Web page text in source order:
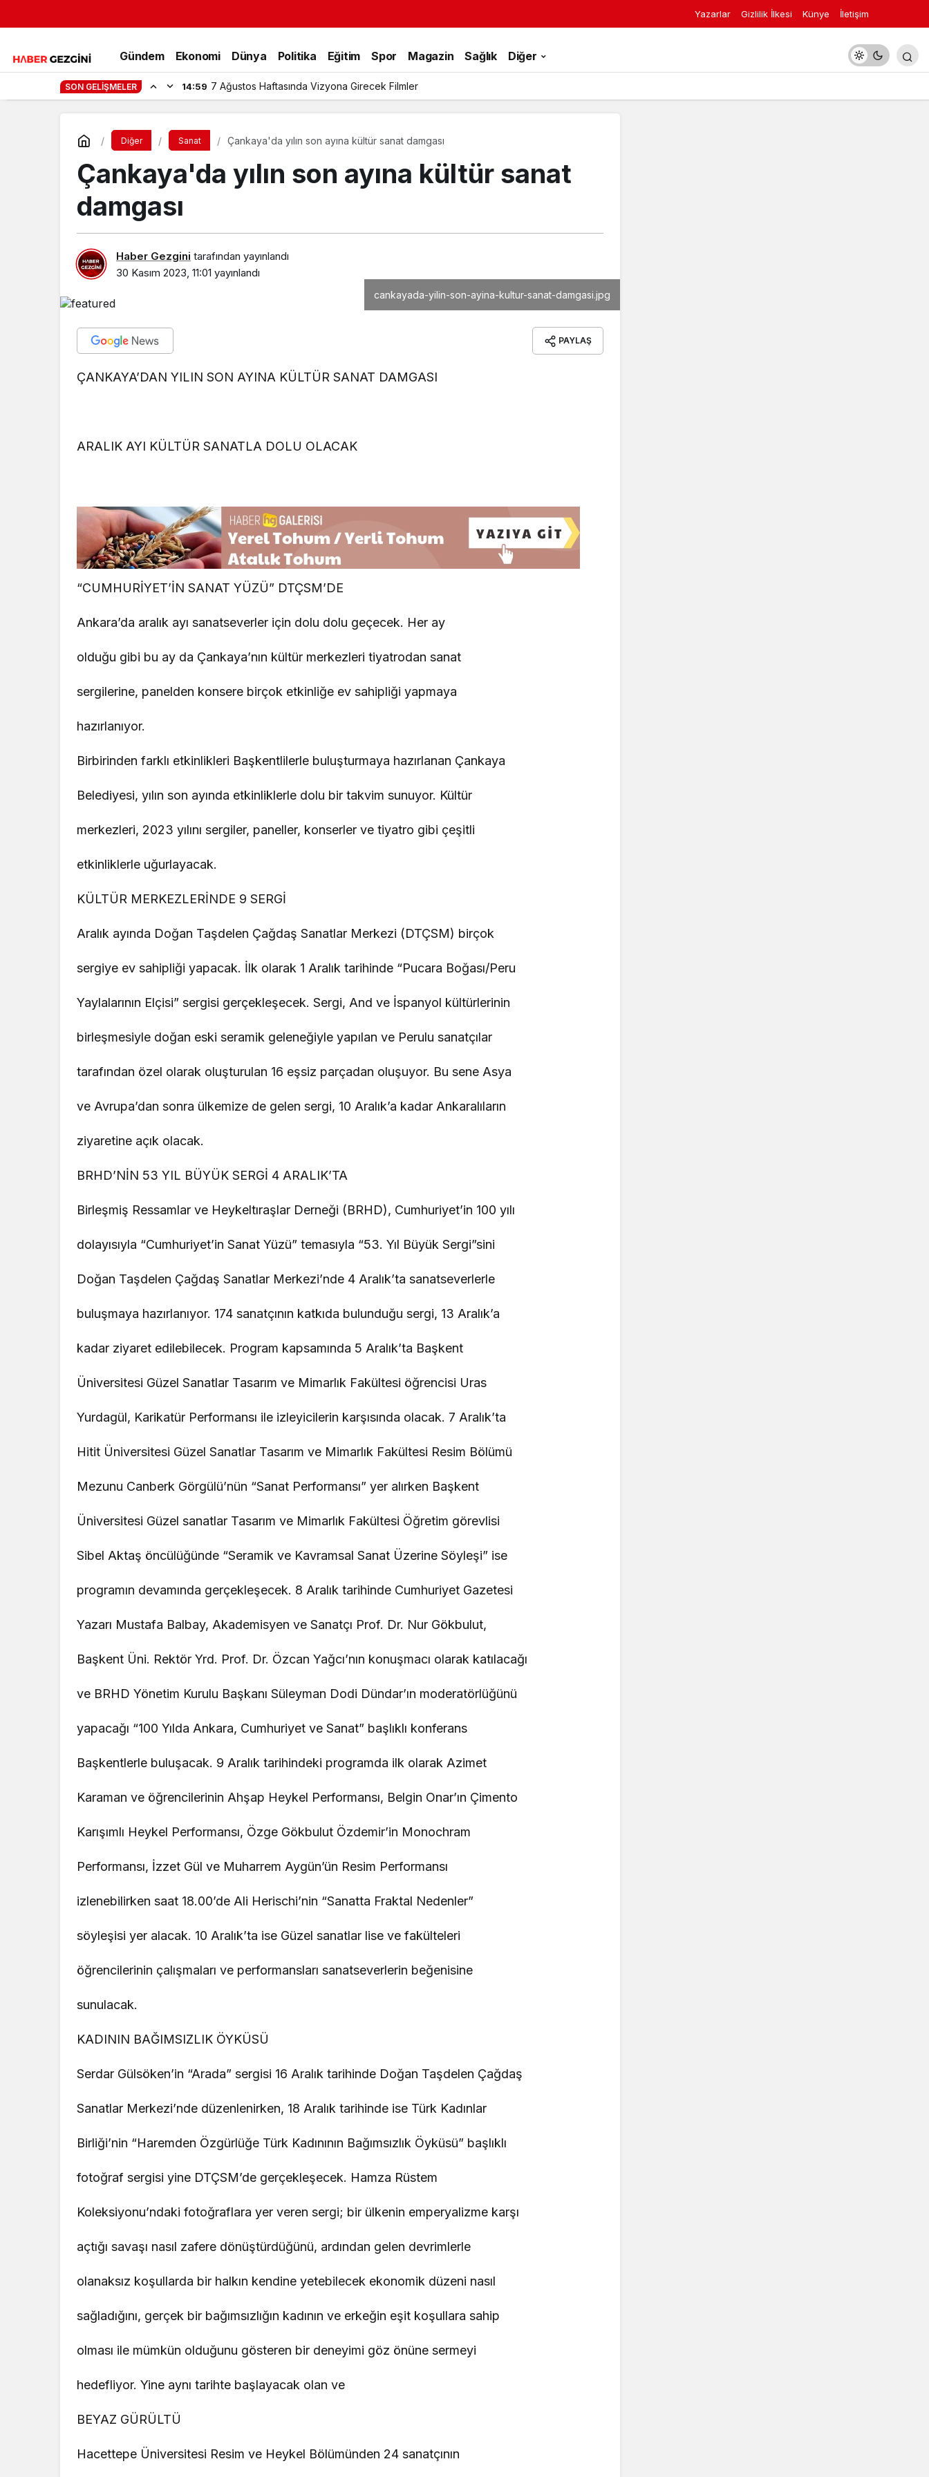
Yazarlar Gizlilik İlkesi Künye İletişim
Gündem Ekonomi Dünya Politika Eğitim Spor Magazin Sağlık Diğer
SON GELIŞMELER 14:59 7 Ağustos Haftasında Vizyona Girecek Filmler
Diğer Sanat Çankaya'da yılın son ayına kültür sanat damgası
Çankaya'da yılın son ayına kültür sanat
damgası
Haber Gezgini tarafından yayınlandı
30 Kasım 2023, 11:01 yayınlandı
cankayada-yilin-son-ayina-kultur-sanat-damgasi.jpg
PAYLAŞ
ÇANKAYA’DAN YILIN SON AYINA KÜLTÜR SANAT DAMGASI
ARALIK AYI KÜLTÜR SANATLA DOLU OLACAK
“CUMHURİYET’İN SANAT YÜZÜ” DTÇSM’DE
Ankara’da aralık ayı sanatseverler için dolu dolu geçecek. Her ay
olduğu gibi bu ay da Çankaya’nın kültür merkezleri tiyatrodan sanat
sergilerine, panelden konsere birçok etkinliğe ev sahipliği yapmaya
hazırlanıyor.
Birbirinden farklı etkinlikleri Başkentlilerle buluşturmaya hazırlanan Çankaya
Belediyesi, yılın son ayında etkinliklerle dolu bir takvim sunuyor. Kültür
merkezleri, 2023 yılını sergiler, paneller, konserler ve tiyatro gibi çeşitli
etkinliklerle uğurlayacak.
KÜLTÜR MERKEZLERİNDE 9 SERGİ
Aralık ayında Doğan Taşdelen Çağdaş Sanatlar Merkezi (DTÇSM) birçok
sergiye ev sahipliği yapacak. İlk olarak 1 Aralık tarihinde “Pucara Boğası/Peru
Yaylalarının Elçisi” sergisi gerçekleşecek. Sergi, And ve İspanyol kültürlerinin
birleşmesiyle doğan eski seramik geleneğiyle yapılan ve Perulu sanatçılar
tarafından özel olarak oluşturulan 16 eşsiz parçadan oluşuyor. Bu sene Asya
ve Avrupa’dan sonra ülkemize de gelen sergi, 10 Aralık’a kadar Ankaralıların
ziyaretine açık olacak.
BRHD’NİN 53 YIL BÜYÜK SERGİ 4 ARALIK’TA
Birleşmiş Ressamlar ve Heykeltıraşlar Derneği (BRHD), Cumhuriyet’in 100 yılı
dolayısıyla “Cumhuriyet’in Sanat Yüzü” temasıyla “53. Yıl Büyük Sergi”sini
Doğan Taşdelen Çağdaş Sanatlar Merkezi’nde 4 Aralık’ta sanatseverlerle
buluşmaya hazırlanıyor. 174 sanatçının katkıda bulunduğu sergi, 13 Aralık’a
kadar ziyaret edilebilecek. Program kapsamında 5 Aralık’ta Başkent
Üniversitesi Güzel Sanatlar Tasarım ve Mimarlık Fakültesi öğrencisi Uras
Yurdagül, Karikatür Performansı ile izleyicilerin karşısında olacak. 7 Aralık’ta
Hitit Üniversitesi Güzel Sanatlar Tasarım ve Mimarlık Fakültesi Resim Bölümü
Mezunu Canberk Görgülü’nün “Sanat Performansı” yer alırken Başkent
Üniversitesi Güzel sanatlar Tasarım ve Mimarlık Fakültesi Öğretim görevlisi
Sibel Aktaş öncülüğünde “Seramik ve Kavramsal Sanat Üzerine Söyleşi” ise
programın devamında gerçekleşecek. 8 Aralık tarihinde Cumhuriyet Gazetesi
Yazarı Mustafa Balbay, Akademisyen ve Sanatçı Prof. Dr. Nur Gökbulut,
Başkent Üni. Rektör Yrd. Prof. Dr. Özcan Yağcı’nın konuşmacı olarak katılacağı
ve BRHD Yönetim Kurulu Başkanı Süleyman Dodi Dündar’ın moderatörlüğünü
yapacağı “100 Yılda Ankara, Cumhuriyet ve Sanat” başlıklı konferans
Başkentlerle buluşacak. 9 Aralık tarihindeki programda ilk olarak Azimet
Karaman ve öğrencilerinin Ahşap Heykel Performansı, Belgin Onar’ın Çimento
Karışımlı Heykel Performansı, Özge Gökbulut Özdemir’in Monochram
Performansı, İzzet Gül ve Muharrem Aygün’ün Resim Performansı
izlenebilirken saat 18.00’de Ali Herischi’nin “Sanatta Fraktal Nedenler”
söyleşisi yer alacak. 10 Aralık’ta ise Güzel sanatlar lise ve fakülteleri
öğrencilerinin çalışmaları ve performansları sanatseverlerin beğenisine
sunulacak.
KADININ BAĞIMSIZLIK ÖYKÜSÜ
Serdar Gülsöken’in “Arada” sergisi 16 Aralık tarihinde Doğan Taşdelen Çağdaş
Sanatlar Merkezi’nde düzenlenirken, 18 Aralık tarihinde ise Türk Kadınlar
Birliği’nin “Haremden Özgürlüğe Türk Kadınının Bağımsızlık Öyküsü” başlıklı
fotoğraf sergisi yine DTÇSM’de gerçekleşecek. Hamza Rüstem
Koleksiyonu’ndaki fotoğraflara yer veren sergi; bir ülkenin emperyalizme karşı
açtığı savaşı nasıl zafere dönüştürdüğünü, ardından gelen devrimlerle
olanaksız koşullarda bir halkın kendine yetebilecek ekonomik düzeni nasıl
sağladığını, gerçek bir bağımsızlığın kadının ve erkeğin eşit koşullara sahip
olması ile mümkün olduğunu gösteren bir deneyimi göz önüne sermeyi
hedefliyor. Yine aynı tarihte başlayacak olan ve
BEYAZ GÜRÜLTÜ
Hacettepe Üniversitesi Resim ve Heykel Bölümünden 24 sanatçının